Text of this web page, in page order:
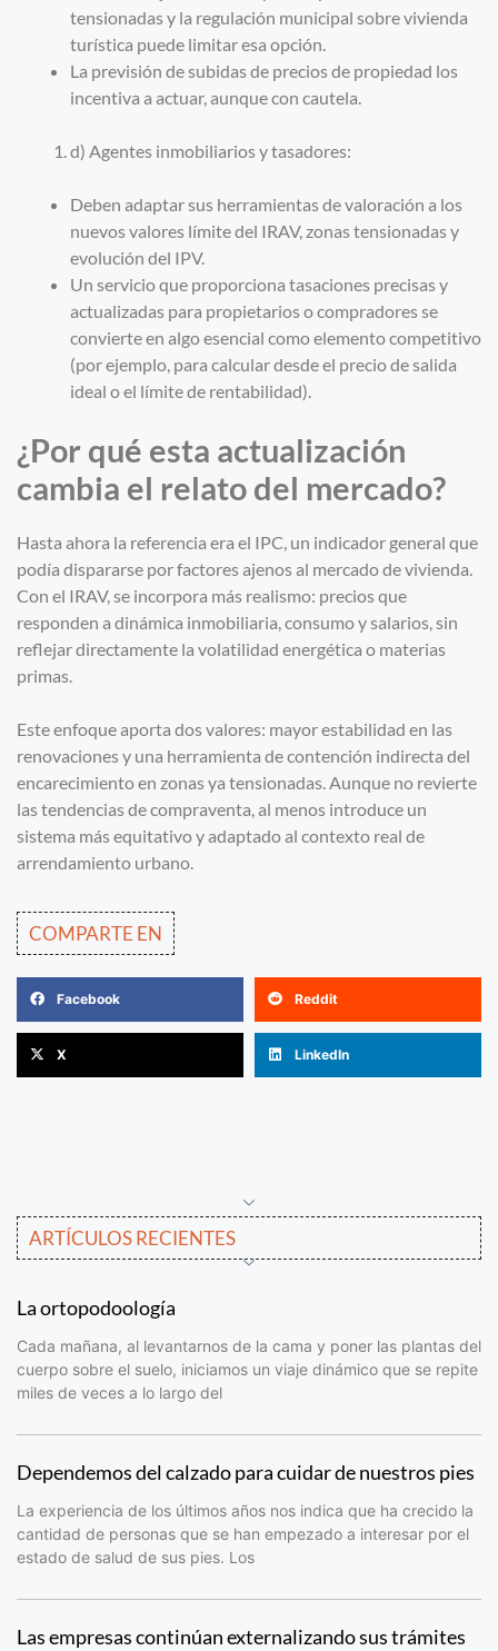
tensionadas y la regulación municipal sobre vivienda
turística puede limitar esa opción.
La previsión de subidas de precios de propiedad los
incentiva a actuar, aunque con cautela.
d) Agentes inmobiliarios y tasadores:
Deben adaptar sus herramientas de valoración a los
nuevos valores límite del IRAV, zonas tensionadas y
evolución del IPV.
Un servicio que proporciona tasaciones precisas y
actualizadas para propietarios o compradores se
convierte en algo esencial como elemento competitivo
(por ejemplo, para calcular desde el precio de salida
ideal o el límite de rentabilidad).
¿Por qué esta actualización
cambia el relato del mercado?
Hasta ahora la referencia era el IPC, un indicador general que
podía dispararse por factores ajenos al mercado de vivienda.
Con el IRAV, se incorpora más realismo: precios que
responden a dinámica inmobiliaria, consumo y salarios, sin
reflejar directamente la volatilidad energética o materias
primas.
Este enfoque aporta dos valores: mayor estabilidad en las
renovaciones y una herramienta de contención indirecta del
encarecimiento en zonas ya tensionadas. Aunque no revierte
las tendencias de compraventa, al menos introduce un
sistema más equitativo y adaptado al contexto real de
arrendamiento urbano.
COMPARTE EN
Facebook Reddit
X LinkedIn
ARTÍCULOS RECIENTES
La ortopodoología
Cada mañana, al levantarnos de la cama y poner las plantas del
cuerpo sobre el suelo, iniciamos un viaje dinámico que se repite
miles de veces a lo largo del
Dependemos del calzado para cuidar de nuestros pies
La experiencia de los últimos años nos indica que ha crecido la
cantidad de personas que se han empezado a interesar por el
estado de salud de sus pies. Los
Las empresas continúan externalizando sus trámites